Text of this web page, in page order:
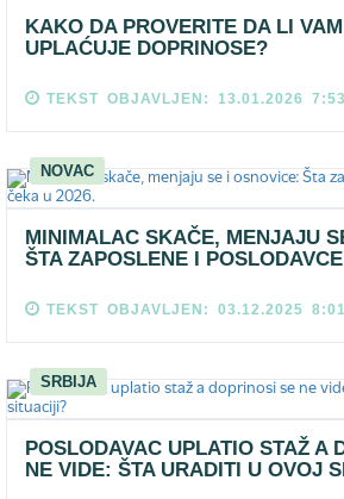
KAKO DA PROVERITE DA LI
UPLAĆUJE DOPRINOSE?
TEKST OBJAVLJEN: 13.01.2026 7:53
NOVAC
MINIMALAC SKAČE, MENJAJU
ŠTA ZAPOSLENE I
TEKST OBJAVLJEN: 03.12.2025 8:01
SRBIJA
POSLODAVAC UPLATIO STAŽ A
NE VIDE: ŠTA URADITI U OVOJ